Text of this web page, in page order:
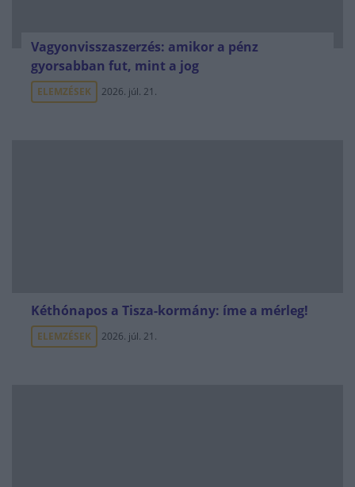
Vagyonvisszaszerzés: amikor a pénz
gyorsabban fut, mint a jog
ELEMZÉSEK 2026. júl. 21.
Kéthónapos a Tisza-kormány: íme a mérleg!
ELEMZÉSEK 2026. júl. 21.